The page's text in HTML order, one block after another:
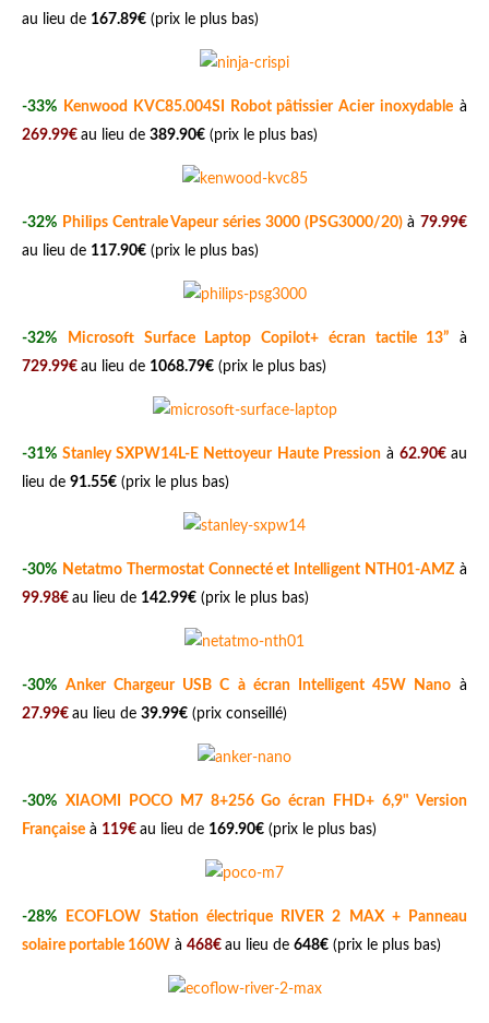
au lieu de 167.89€ (prix le plus bas)
-33% Kenwood KVC85.004SI Robot pâtissier Acier inoxydable à
269.99€ au lieu de 389.90€ (prix le plus bas)
-32% Philips Centrale Vapeur séries 3000 (PSG3000/20)à 79.99€
au lieu de 117.90€ (prix le plus bas)
-32% Microsoft Surface Laptop Copilot+ écran tactile 13” à
729.99€ au lieu de 1068.79€ (prix le plus bas)
-31% Stanley SXPW14L-E Nettoyeur Haute Pressionà 62.90€ au
lieu de 91.55€ (prix le plus bas)
-30% Netatmo Thermostat Connecté et Intelligent NTH01-AMZ à
99.98€ au lieu de 142.99€ (prix le plus bas)
-30% Anker Chargeur USB C à écran Intelligent 45W Nanoà
27.99€ au lieu de 39.99€ (prix conseillé)
-30% XIAOMI POCO M7 8+256 Go écran FHD+ 6,9" Version
Française à 119€ au lieu de 169.90€ (prix le plus bas)
-28%
ECOFLOW Station électrique RIVER 2 MAX + Panneau
solaire portable 160W à 468€ au lieu de 648€ (prix le plus bas)